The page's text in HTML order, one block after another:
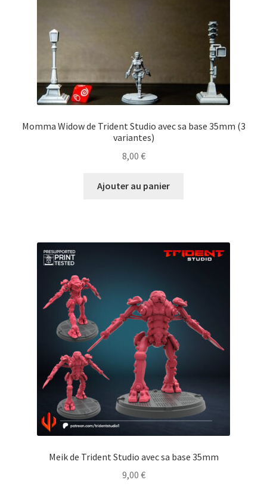
Momma Widow de Trident Studio avec sa base 35mm (3
variantes)
8,00 €
Ajouter au panier
Meik de Trident Studio avec sa base 35mm
9,00 €